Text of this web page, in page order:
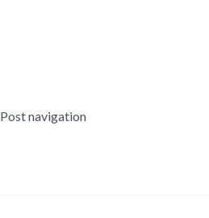
Post navigation